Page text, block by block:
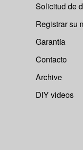
Solicitud de
Registrar su
Garantía
Contacto
Archive
DIY videos